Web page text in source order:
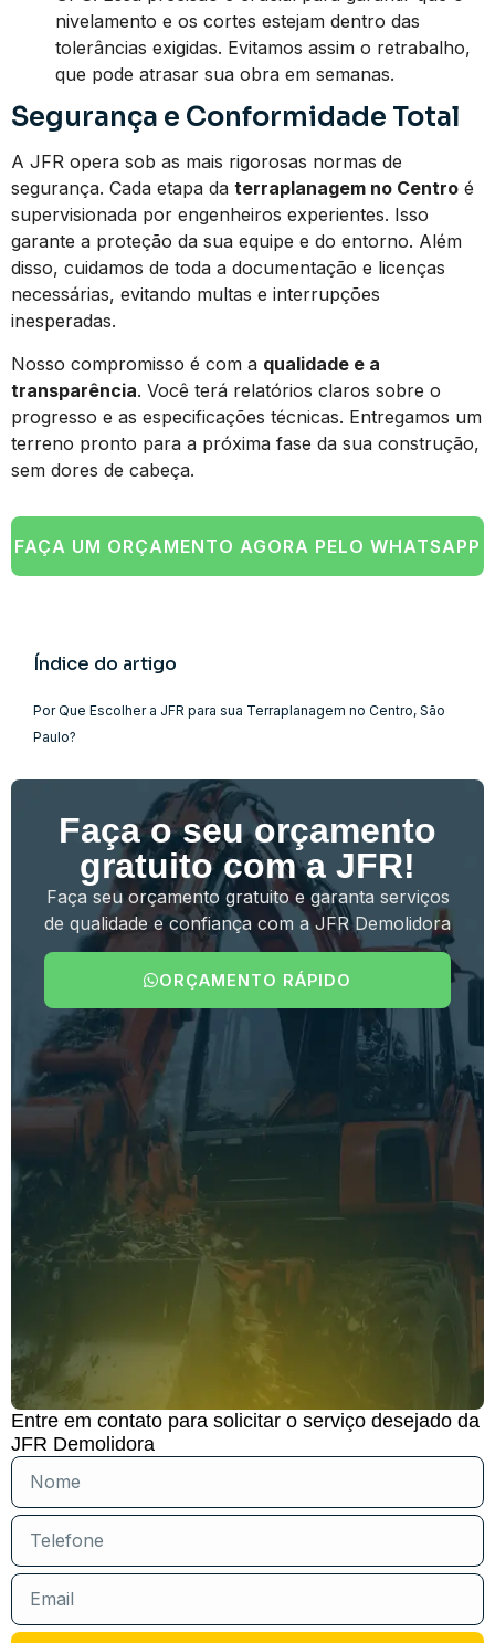
nivelamento e os cortes estejam dentro das
tolerâncias exigidas. Evitamos assim o retrabalho,
que pode atrasar sua obra em semanas.
Segurança e Conformidade Total
A JFR opera sob as mais rigorosas normas de
segurança. Cada etapa da terraplanagem no Centro é
supervisionada por engenheiros experientes. Isso
garante a proteção da sua equipe e do entorno. Além
disso, cuidamos de toda a documentação e licenças
necessárias, evitando multas e interrupções
inesperadas.
Nosso compromisso é com a qualidade e a
transparência. Você terá relatórios claros sobre o
progresso e as especificações técnicas. Entregamos um
terreno pronto para a próxima fase da sua construção,
sem dores de cabeça.
FAÇA UM ORÇAMENTO AGORA PELO WHATSAPP
Índice do artigo
Por Que Escolher a JFR para sua Terraplanagem no Centro, São
Paulo?
Faça o seu orçamento
gratuito com a JFR!
Faça seu orçamento gratuito e garanta serviços
de qualidade e confiança com a JFR Demolidora
ORÇAMENTO RÁPIDO
Entre em contato para solicitar o serviço desejado da
JFR Demolidora